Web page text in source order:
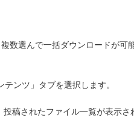
数選んで一括ダウンロードが
ンツ」タブを選択します。
稿されたファイル一覧が表示さ